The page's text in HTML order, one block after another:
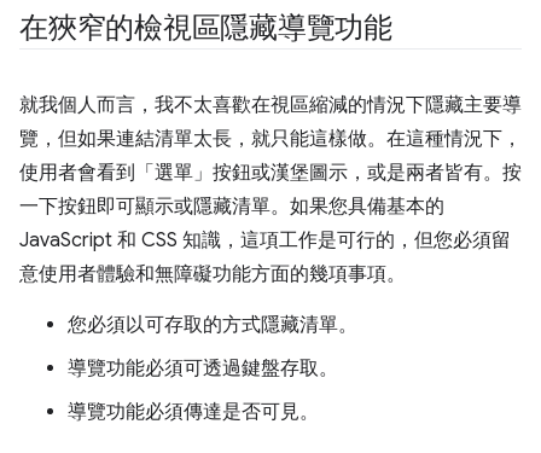
在狹窄的檢視區隱藏導覽功能
就我個人而言，我不太喜歡在視區縮減的情況下隱藏主要導
覽，但如果連結清單太長，就只能這樣做。在這種情況下，
使用者會看到「選單」按鈕或漢堡圖示，或是兩者皆有。按
一下按鈕即可顯示或隱藏清單。如果您具備基本的
JavaScript 和 CSS 知識，這項工作是可行的，但您必須留
意使用者體驗和無障礙功能方面的幾項事項。
您必須以可存取的方式隱藏清單。
導覽功能必須可透過鍵盤存取。
導覽功能必須傳達是否可見。